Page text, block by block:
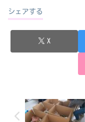
シェアする
X